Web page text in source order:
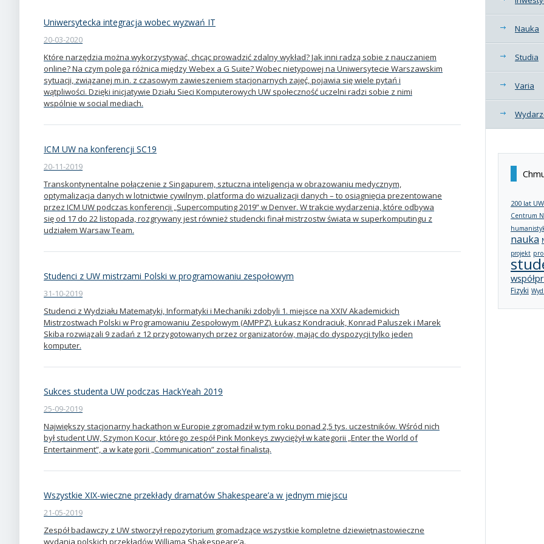
Uniwersytecka integracja wobec wyzwań IT
20-03-2020
Które narzędzia można wykorzystywać, chcąc prowadzić zdalny wykład? Jak inni radzą sobie z nauczaniem
online? Na czym polega różnica między Webex a G Suite? Wobec nietypowej na Uniwersytecie Warszawskim
sytuacji, związanej m.in. z czasowym zawieszeniem stacjonarnych zajęć, pojawia się wiele pytań i
wątpliwości. Dzięki inicjatywie Działu Sieci Komputerowych UW społeczność uczelni radzi sobie z nimi
wspólnie w social mediach.
ICM UW na konferencji SC19
20-11-2019
Transkontynentalne połączenie z Singapurem, sztuczna inteligencja w obrazowaniu medycznym,
optymalizacja danych w lotnictwie cywilnym, platforma do wizualizacji danych – to osiągnięcia prezentowane
przez ICM UW podczas konferencji „Supercomputing 2019” w Denver. W trakcie wydarzenia, które odbywa
się od 17 do 22 listopada, rozgrywany jest również studencki finał mistrzostw świata w superkomputingu z
udziałem Warsaw Team.
Studenci z UW mistrzami Polski w programowaniu zespołowym
31-10-2019
Studenci z Wydziału Matematyki, Informatyki i Mechaniki zdobyli 1. miejsce na XXIV Akademickich
Mistrzostwach Polski w Programowaniu Zespołowym (AMPPZ). Łukasz Kondraciuk, Konrad Paluszek i Marek
Skiba rozwiązali 9 zadań z 12 przygotowanych przez organizatorów, mając do dyspozycji tylko jeden
komputer.
Sukces studenta UW podczas HackYeah 2019
25-09-2019
Największy stacjonarny hackathon w Europie zgromadził w tym roku ponad 2,5 tys. uczestników. Wśród nich
był student UW, Szymon Kocur, którego zespół Pink Monkeys zwyciężył w kategorii „Enter the World of
Entertainment”, a w kategorii „Communication” został finalistą.
Wszystkie XIX-wieczne przekłady dramatów Shakespeare’a w jednym miejscu
21-05-2019
Zespół badawczy z UW stworzył repozytorium gromadzące wszystkie kompletne dziewiętnastowieczne
wydania polskich przekładów Williama Shakespeare’a.
Nauka
Studia
Varia
200 lat UW
Centrum
nauka
projekt
Fizyki